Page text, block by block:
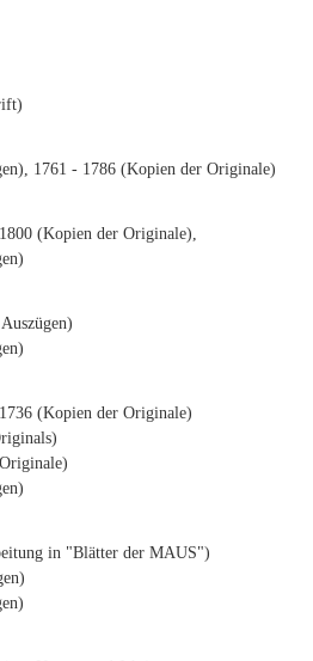
1761 - 1786 (Kopien der Originale)
(Kopien der Originale),
(Kopien der Originale)
in "Blätter der MAUS")